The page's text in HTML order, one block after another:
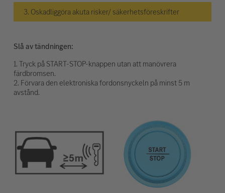
3. Oskadliggöra akuta risker/ säkerhetsföreskrifter
Slå av tändningen:
1. Tryck på START-STOP-knappen utan att manövrera
färdbromsen.
2. Förvara den elektroniska fordonsnyckeln på minst 5 m
avstånd.